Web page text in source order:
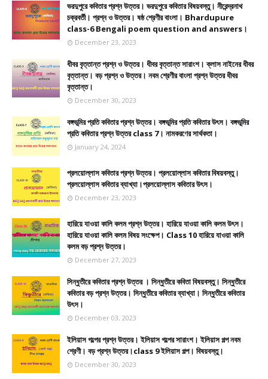
ভরদুপুরে কবিতার প্রশ্ন উত্তর। ভরদুপুরে কবিতার বিষয়বস্তু। নীরেন্দ্রনাথ
চক্রবর্তী। প্রশ্ন ও উত্তর। ষষ্ঠ শ্রেণীর বাংলা। Bhardupure
class-6 Bengali poem question and answers।
December 23, 2023
ধীবর বৃত্তান্ত প্রশ্ন ও উত্তর। ধীবর বৃত্তান্ত সারাংশ। ক্লাস নাইনের ধীবর
বৃত্তান্ত। বড় প্রশ্ন ও উত্তর। নবম শ্রেণীর বাংলা প্রশ্ন উত্তর ধীবর
বৃত্তান্ত।
December 30, 2023
বঙ্গভূমির প্রতি কবিতার প্রশ্ন উত্তর। বঙ্গভূমির প্রতি কবিতার উৎস। বঙ্গভূমির
প্রতি কবিতার প্রশ্ন উত্তর class 7। নামকরণের সার্থকতা।
January 24, 2024
প্রলয়োল্লাস কবিতার প্রশ্ন উত্তর। প্রলয়োল্লাস কবিতার বিষয়বস্তু।
প্রলয়োল্লাস কবিতার ব্যাখ্যা।প্রলয়োল্লাস কবিতার উৎস।
December 23, 2023
হারিয়ে যাওয়া কালি কলম প্রশ্ন উত্তর। হারিয়ে যাওয়া কালি কলম উৎস।
হারিয়ে যাওয়া কালি কলম বিষয় সংক্ষেপ। Class 10 হারিয়ে যাওয়া কালি
কলম বড় প্রশ্ন উত্তর।
December 27, 2023
সিন্ধুতীরে কবিতার প্রশ্ন উত্তর । সিন্ধুতীরে কবিতা বিষয়বস্তু। সিন্ধুতীরে
কবিতার বড় প্রশ্ন উত্তর। সিন্ধুতীরে কবিতার ব্যাখ্যা। সিন্ধুতীরে কবিতার
উৎস।
December 03, 2023
ইলিয়াস গল্পের প্রশ্ন উত্তর। ইলিয়াস গল্পের সারাংশ। ইলিয়াস গল্প নবম
শ্রেণী। বড় প্রশ্ন উত্তর।class 9 ইলিয়াস গল্প। বিষয়বস্তু।
December 30, 2023